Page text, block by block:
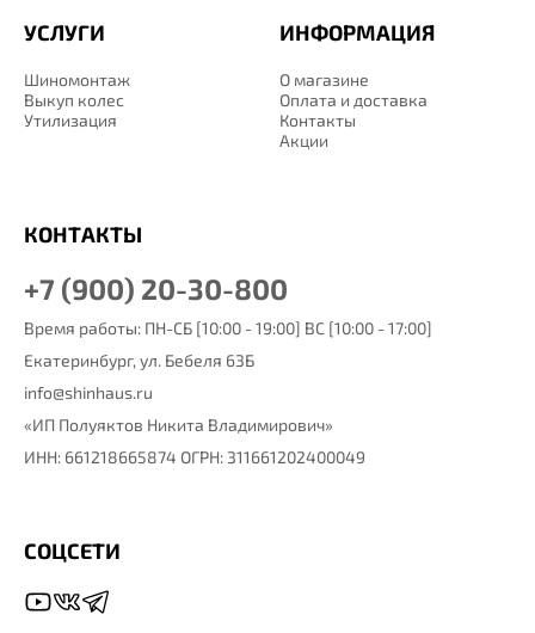
ИНФОРМАЦИЯ
О магазине
Оплата и доставка
Контакты
Акции
УСЛУГИ
Шиномонтаж
Выкуп колес
Утилизация
КОНТАКТЫ
+7 (900) 20-30-800
Время работы: ПН-СБ [10:00 - 19:00] ВС [10:00 - 17:00]
Екатеринбург, ул. Бебеля 63Б
info@shinhaus.ru
«ИП Полуяктов Никита Владимирович»
ИНН: 661218665874 ОГРН: 311661202400049
СОЦСЕТИ